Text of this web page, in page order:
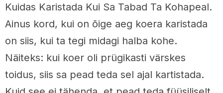
Kuidas Karistada Kui Sa Tabad Ta Kohapeal.
Ainus kord, kui on õige aeg koera karistada
on siis, kui ta tegi midagi halba kohe.
Näiteks: kui koer oli prügikasti värskes
toidus, siis sa pead teda sel ajal kartistada.